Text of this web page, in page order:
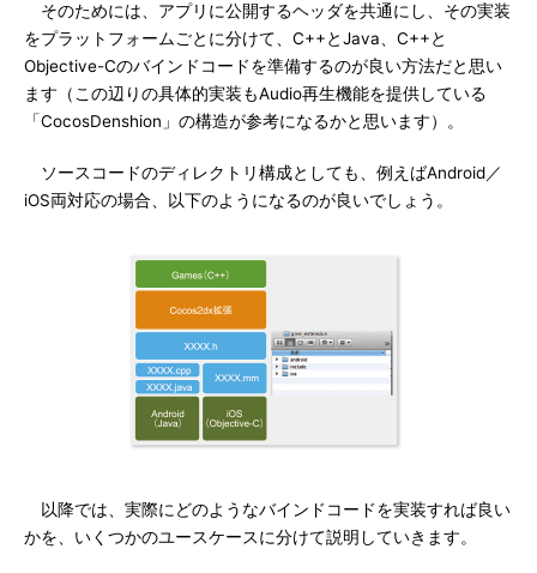
そのためには、アプリに公開するヘッダを共通にし、その実装
をプラットフォームごとに分けて、C++とJava、C++と
Objective-Cのバインドコードを準備するのが良い方法だと思い
ます（この辺りの具体的実装もAudio再生機能を提供している
「CocosDenshion」の構造が参考になるかと思います）。
ソースコードのディレクトリ構成としても、例えばAndroid／
iOS両対応の場合、以下のようになるのが良いでしょう。
以降では、実際にどのようなバインドコードを実装すれば良い
かを、いくつかのユースケースに分けて説明していきます。